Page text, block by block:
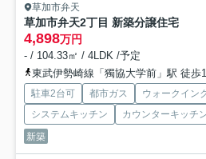
草加市弁天
草加市弁天2丁目 新築分譲住宅
4,898万円
- / 104.33㎡ / 4LDK /予定
東武伊勢崎線「獨協大学前」駅 徒歩
駐車2台可 都市ガス
ウォークイン
システムキッチン
カウンターキッチ
新築